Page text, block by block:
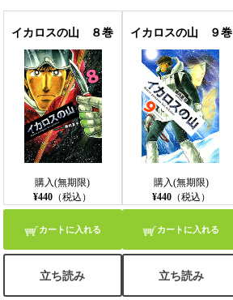
イカロスの山 ８巻
購入(無期限)
¥440 （税込）
カートに入れる
立ち読み
イカロスの山 ９巻
購入(無期限)
¥440（税込）
カートに入れる
立ち読み